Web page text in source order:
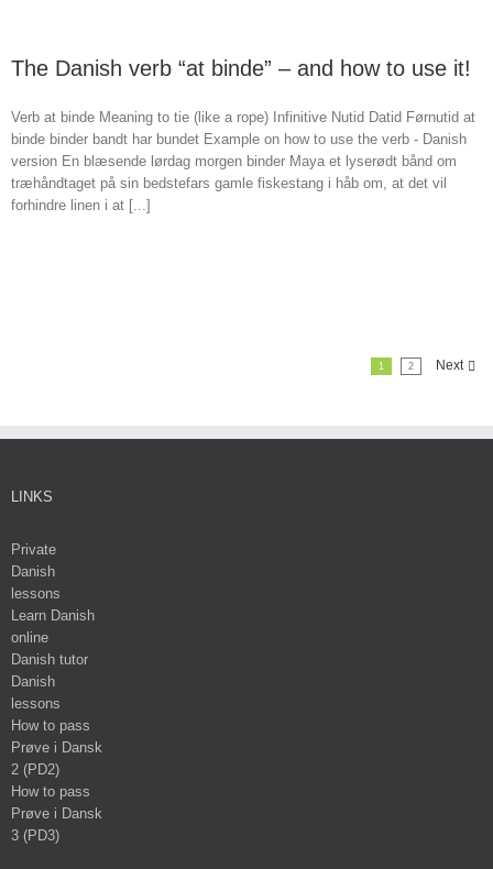
The Danish verb “at binde” – and how to use it!
Verb at binde Meaning to tie (like a rope) Infinitive Nutid Datid Førnutid at
binde binder bandt har bundet Example on how to use the verb - Danish
version En blæsende lørdag morgen binder Maya et lyserødt bånd om
træhåndtaget på sin bedstefars gamle fiskestang i håb om, at det vil
forhindre linen i at [...]
1 2 Next
LINKS
Private
Danish
lessons
Learn Danish
online
Danish tutor
Danish
lessons
How to pass
Prøve i Dansk
2 (PD2)
How to pass
Prøve i Dansk
3 (PD3)